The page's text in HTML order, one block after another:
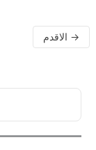
→ الاقدم